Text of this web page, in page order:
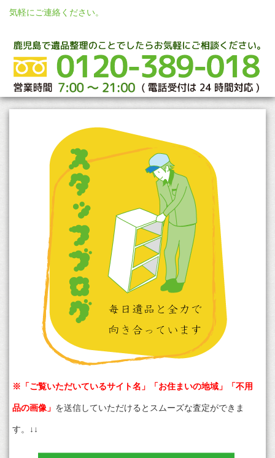
気軽にご連絡ください。
※「ご覧いただいているサイト名」「お住まいの地域」「不用
品の画像」 を送信していただけるとスムーズな査定ができま
す。↓↓